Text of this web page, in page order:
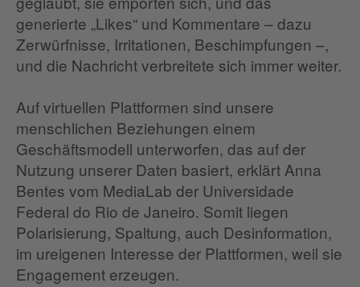
generierte „Likes“ und Kommentare – dazu
Zerwürfnisse, Irritationen, Beschimpfungen –,
und die Nachricht verbreitete sich immer weiter.
Auf virtuellen Plattformen sind unsere
menschlichen Beziehungen einem
Geschäftsmodell unterworfen, das auf der
Nutzung unserer Daten basiert, erklärt Anna
Bentes vom MediaLab der Universidade
Federal do Rio de Janeiro. Somit liegen
Polarisierung, Spaltung, auch Desinformation,
im ureigenen Interesse der Plattformen, weil sie
Engagement erzeugen.